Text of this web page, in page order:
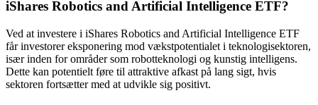
iShares Robotics and Artificial Intelligence ETF?
Ved at investere i iShares Robotics and Artificial Intelligence ETF
får investorer eksponering mod vækstpotentialet i teknologisektoren,
især inden for områder som robotteknologi og kunstig intelligens.
Dette kan potentielt føre til attraktive afkast på lang sigt, hvis
sektoren fortsætter med at udvikle sig positivt.